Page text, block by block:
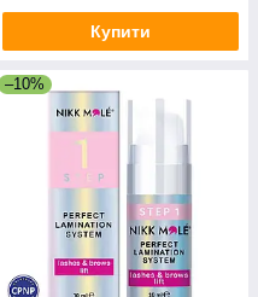
Купити
–10%